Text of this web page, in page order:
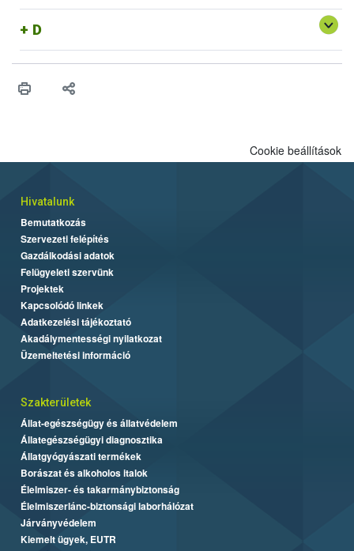
D
Cookie beállítások
Hivatalunk
Bemutatkozás
Szervezeti felépítés
Gazdálkodási adatok
Felügyeleti szervünk
Projektek
Kapcsolódó linkek
Adatkezelési tájékoztató
Akadálymentességi nyilatkozat
Üzemeltetési információ
Szakterületek
Állat-egészségügy és állatvédelem
Állategészségügyi diagnosztika
Állatgyógyászati termékek
Borászat és alkoholos italok
Élelmiszer- és takarmánybiztonság
Élelmiszerlánc-biztonsági laborhálózat
Járványvédelem
Kiemelt ügyek, EUTR